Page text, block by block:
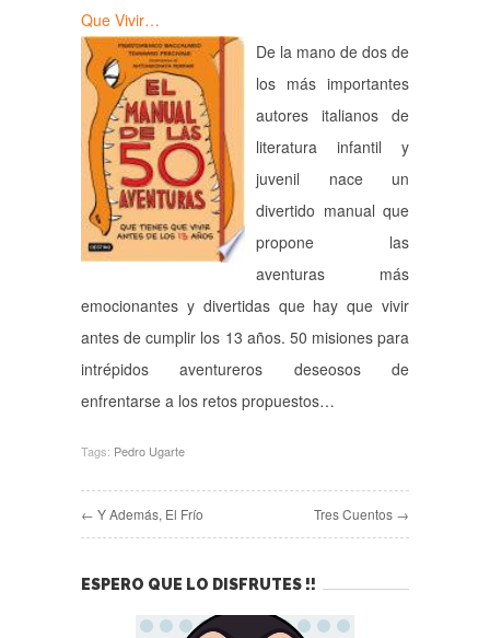
Que Vivir…
De la mano de dos de
los más importantes
autores italianos de
literatura infantil y
juvenil nace un
divertido manual que
propone las
aventuras más
emocionantes y divertidas que hay que vivir
antes de cumplir los 13 años. 50 misiones para
intrépidos aventureros deseosos de
enfrentarse a los retos propuestos…
Tags: Pedro Ugarte
← Y Además, El Frío Tres Cuentos →
ESPERO QUE LO DISFRUTES !!